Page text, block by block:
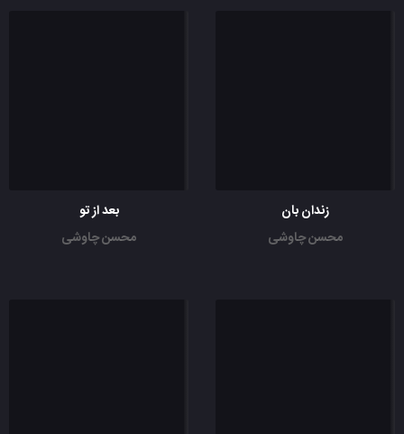
زندان بان
محسن چاوشی
بعد از تو
محسن چاوشی